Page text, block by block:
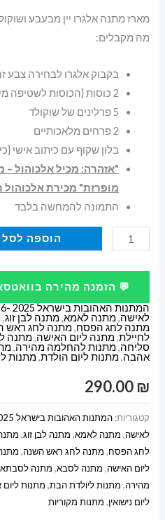
מארז מתנה אלגרו יין מבעבע
מה מקבלים:
בקבוק אלגרו לבחירה צבע זהב
2 כוסות {הכוסות לשטיפה מים בלבד לא מתאים למדיח}
5 פרלינים של שוקולד
2 פרחים מלאכותיים
בלון שקוף עם כיתוב אישי {כיתוב
"אזהרה: מכיל אלכוהול –
מופרזת" מכירת אלכוהול רק מעל
התמונה להמחשה בלבד
כמות
של
מארז
מתנה
אלגרו
יין
מבעבע
הוספה לסל
💬 הזמנה מהירה
המתנות האהובות בישראל 2025 -2026
לאישה,מתנה לאמא,מתנה לבן זוג,
מתנה לחג הפסח,מתנה לחג ראש
לחיילת,מתנה ליום האישה,מתנה
סליחה,מתנות להחלמה מהירה,
אהבה,מתנות ליום הולדת,מתנות
290.00 ₪
קטגוריות:המתנות האהובות בישראל 2025 -2026
לאישה, מתנה לאמא, מתנה לבן זוג,
לחג הפסח, מתנה לחג ראש השנה,
ליום האישה, מתנה לסבא, מתנה לסבתא
מהירה, מתנות ליולדת הבת, מתנות
ליום נישואין, מתנות מקוריות